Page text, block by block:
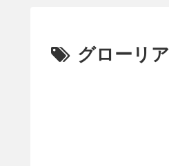
グローリア